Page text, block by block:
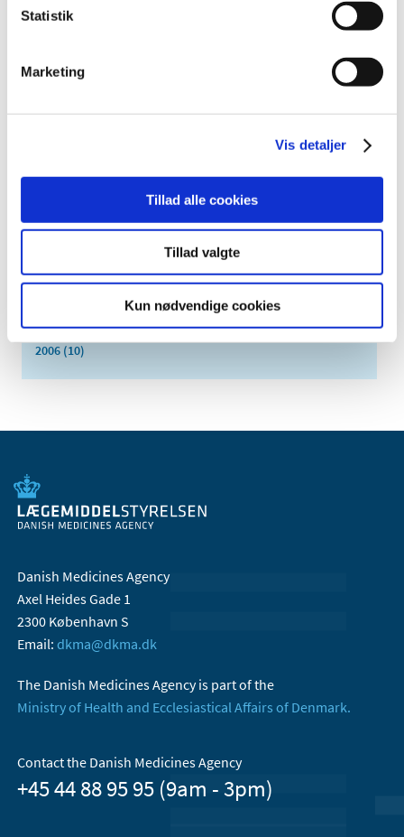
Statistik
Marketing
Vis detaljer
Tillad alle cookies
Tillad valgte
Kun nødvendige cookies
2021 (44)
2019 (20)
2013 (3)
2011 (13)
2009 (14)
2007 (3)
2006 (10)
Danish Medicines Agency
Axel Heides Gade 1
2300 København S
Email: dkma@dkma.dk
The Danish Medicines Agency is part of the
Ministry of Health and Ecclesiastical Affairs of Denmark.
Contact the Danish Medicines Agency
+45 44 88 95 95 (9am - 3pm)